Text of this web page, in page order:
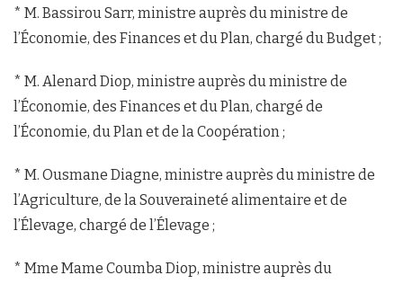
* M. Bassirou Sarr, ministre auprès du ministre de
l’Économie, des Finances et du Plan, chargé du Budget ;
* M. Alenard Diop, ministre auprès du ministre de
l’Économie, des Finances et du Plan, chargé de
l’Économie, du Plan et de la Coopération ;
* M. Ousmane Diagne, ministre auprès du ministre de
l’Agriculture, de la Souveraineté alimentaire et de
l’Élevage, chargé de l’Élevage ;
* Mme Mame Coumba Diop, ministre auprès du